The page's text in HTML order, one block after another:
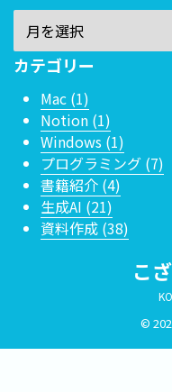
カテゴリー
Mac (1)
Notion (1)
Windows (1)
プログラミング (7)
書籍紹介 (4)
生成AI (21)
資料作成 (38)
こ
©